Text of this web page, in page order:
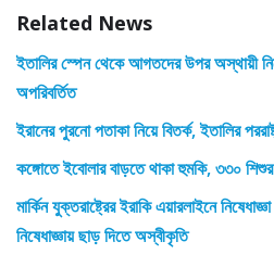
Related News
ইতালির স্পেন থেকে আগতদের উপর অস্থায়ী
অপরিবর্তিত
ইরানের পুরনো পতাকা নিয়ে বিতর্ক, ইতালির
কঙ্গোতে ইবোলার বাড়তে থাকা হুমকি, ৩৩০
মার্কিন যুক্তরাষ্ট্রের ইরাকি এয়ারলাইনে
নিষেধাজ্ঞায় ছাড় দিতে অস্বীকৃতি